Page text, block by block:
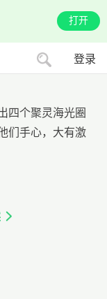
打开
登录
四个聚灵海光圈
们手心，大有激